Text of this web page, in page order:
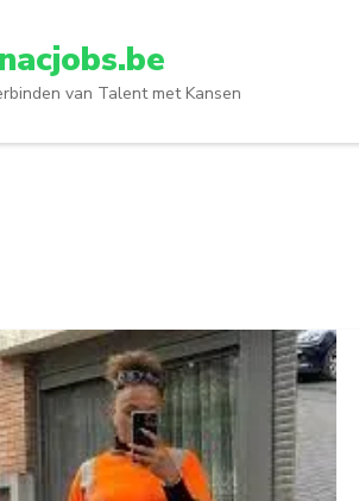
van Talent met Kansen